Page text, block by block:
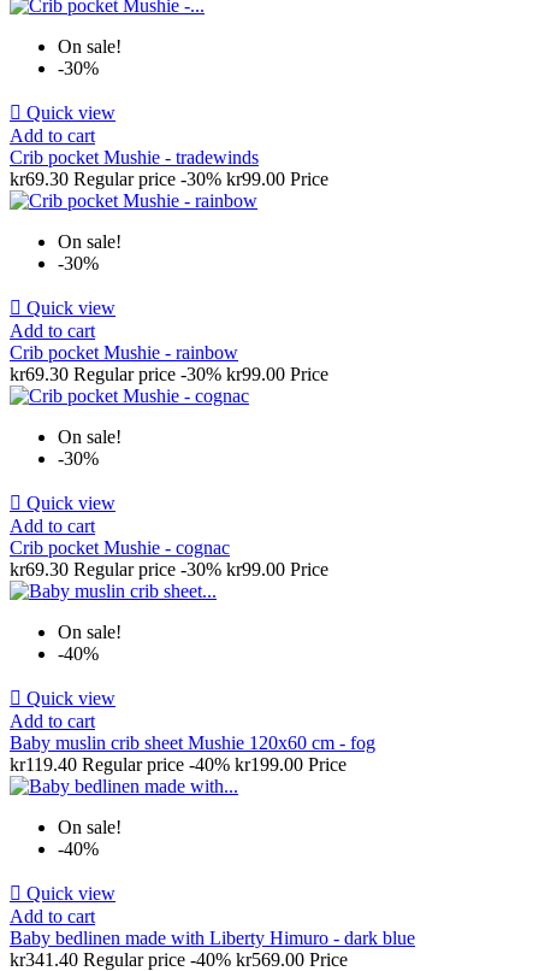
On sale!
-30%
 Quick view
Add to cart
Crib pocket Mushie - tradewinds
kr69.30 Regular price -30% kr99.00 Price
On sale!
-30%
 Quick view
Add to cart
Crib pocket Mushie - rainbow
kr69.30 Regular price -30% kr99.00 Price
On sale!
-30%
 Quick view
Add to cart
Crib pocket Mushie - cognac
kr69.30 Regular price -30% kr99.00 Price
On sale!
-40%
 Quick view
Add to cart
Baby muslin crib sheet Mushie 120x60 cm - fog
kr119.40 Regular price -40% kr199.00 Price
On sale!
-40%
 Quick view
Add to cart
Baby bedlinen made with Liberty Himuro - dark blue
kr341.40 Regular price -40% kr569.00 Price